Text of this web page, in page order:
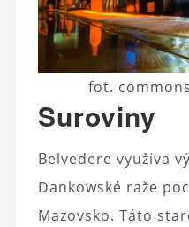
fot.
Suroviny
Belvedere využíva
Dankowské raže
Mazovsko. Táto